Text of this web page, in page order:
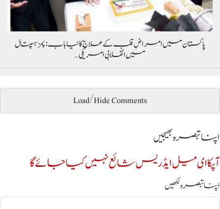
پاکستان میں امراضِ قلب کے علاج کا نیا باب: پمز ہسپتال
میں انقلابی امریکی…
Load/Hide Comments
اپنا تبصرہ بھیجیں
آپکا ای میل ایڈریس شائع نہیں کیا جائے گا
اپنا تبصرہ لکھیں